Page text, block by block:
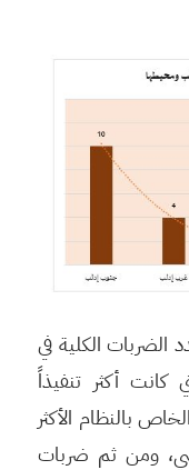
الشكلين (1) و (2) عدد الضربات الكلية في
كانت أكثر تنفيذاً
بالنظام الأكثر
ومن ثم ضربات